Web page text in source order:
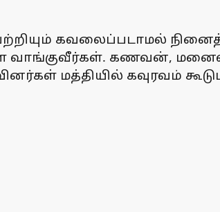
கவலைப்படாமல்
வாங்குவீர்கள். கணவன்,
மத்தியில் கவுரவம்